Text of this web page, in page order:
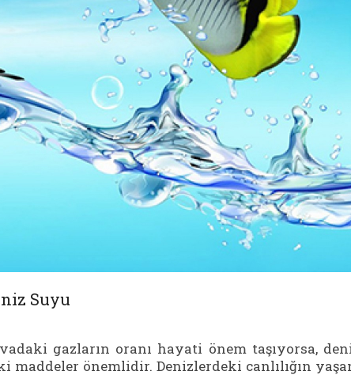
Suyu
gazların oranı hayati önem taşıyorsa,
önemlidir. Denizlerdeki canlılığın